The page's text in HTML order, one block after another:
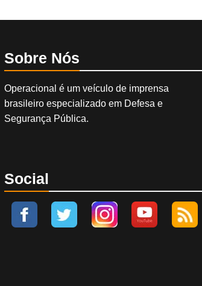
Sobre Nós
Operacional é um veículo de imprensa
brasileiro especializado em Defesa e
Segurança Pública.
Social